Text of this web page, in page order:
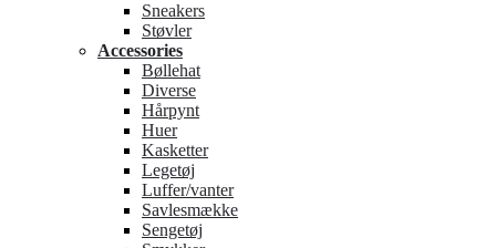
Sneakers
Støvler
Accessories
Bøllehat
Diverse
Hårpynt
Huer
Kasketter
Legetøj
Luffer/vanter
Savlesmække
Sengetøj